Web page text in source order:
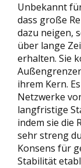
Unbekannt
dass große
dazu neigen,
über lange
erhalten. Sie
ihrem Kern.
Netzwerke
langfristige
indem sie die
sehr streng
Konsens für
Stabilität